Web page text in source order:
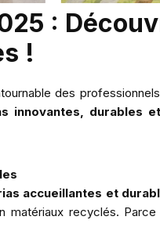
:
!
des
innovantes, durables
accueillantes et
matériaux recyclés.